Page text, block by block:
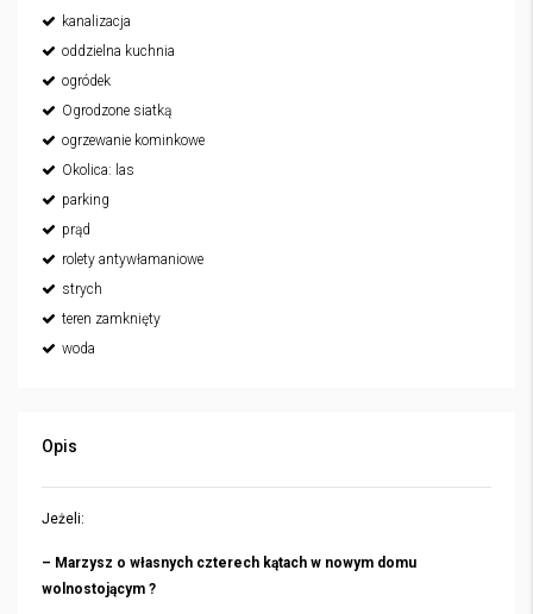
kanalizacja
oddzielna kuchnia
ogródek
Ogrodzone siatką
ogrzewanie kominkowe
Okolica: las
parking
prąd
rolety antywłamaniowe
strych
teren zamknięty
woda
Opis
Jeżeli:
– Marzysz o własnych czterech kątach w nowym domu
wolnostojącym ?